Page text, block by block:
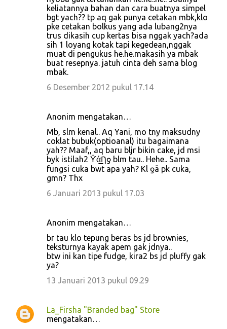
keliatannya bahan dan cara buatnya simpel
bgt yach?? tp aq gak punya cetakan mbk,klo
pke cetakan bolkus yang ada lubang2nya
trus dikasih cup kertas bisa nggak yach?ada
sih 1 loyang kotak tapi kegedean,nggak
muat di pengukus he.he.makasih ya mbak
buat resepnya. jatuh cinta deh sama blog
mbak.
6 Desember 2012 pukul 17.14
Anonim mengatakan…
Mb, slm kenal.. Aq Yani, mo tny maksudny
coklat bubuk(optioanal) itu bagaimana
yah?? Maaf,, aq baru bljr bikin cake, jd msi
byk istilah2 ϔά̲Ƞƍ blm tau.. Hehe.. Sama
fungsi cuka bwt apa yah? Kl ƍä pk cuka,
gmn? Thx
6 Januari 2013 pukul 17.03
Anonim mengatakan…
br tau klo tepung beras bs jd brownies,
teksturnya kayak apem gak jdnya..
btw ini kan tipe fudge, kira2 bs jd pluffy gak
ya?
13 Januari 2013 pukul 09.29
La_Firsha "Branded bag" Store
mengatakan…